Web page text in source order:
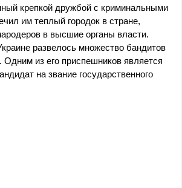
крепкой дружбой с криминальными
им теплый городок в стране,
в высшие органы власти.
развелось множество бандитов
Одним из его приспешников является
на звание государственного